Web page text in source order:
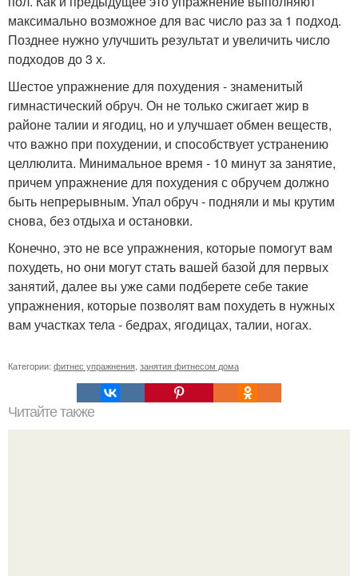
максимально возможное для вас число раз за 1 подход.
Позднее нужно улучшить результат и увеличить число
подходов до 3 х.
Шестое упражнение для похудения - знаменитый
гимнастический обруч. Он не только сжигает жир в
районе талии и ягодиц, но и улучшает обмен веществ,
что важно при похудении, и способствует устранению
целлюлита. Минимальное время - 10 минут за занятие,
причем упражнение для похудения с обручем должно
быть непрерывным. Упал обруч - подняли и мы крутим
снова, без отдыха и остановки.
Конечно, это не все упражнения, которые помогут вам
похудеть, но они могут стать вашей базой для первых
занятий, далее вы уже сами подберете себе такие
упражнения, которые позволят вам похудеть в нужных
вам участках тела - бедрах, ягодицах, талии, ногах.
Категории: фитнес упражнения занятия фитнесом дома
Читайте также